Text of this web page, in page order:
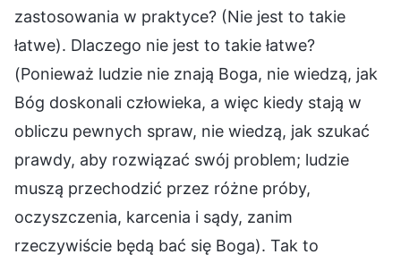
zastosowania w praktyce? (Nie jest to takie
łatwe). Dlaczego nie jest to takie łatwe?
(Ponieważ ludzie nie znają Boga, nie wiedzą, jak
Bóg doskonali człowieka, a więc kiedy stają w
obliczu pewnych spraw, nie wiedzą, jak szukać
prawdy, aby rozwiązać swój problem; ludzie
muszą przechodzić przez różne próby,
oczyszczenia, karcenia i sądy, zanim
rzeczywiście będą bać się Boga). Tak to